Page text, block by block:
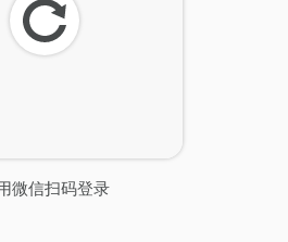
微信扫码登录
刷
新